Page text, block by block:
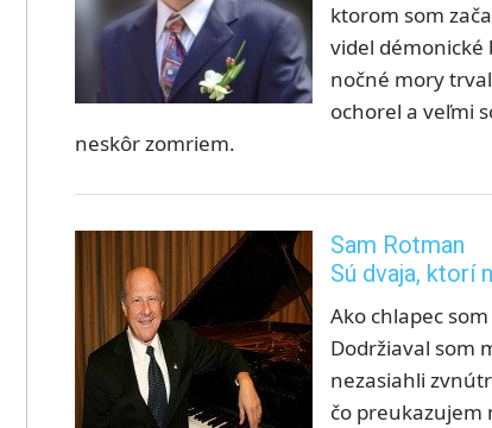
ktorom som
videl démonické
nočné mory
ochorel a veľmi
neskôr zomriem.
Sam Rotman
Sú dvaja, ktorí
Ako chlapec
Dodržiaval som
nezasiahli
čo preukazujem